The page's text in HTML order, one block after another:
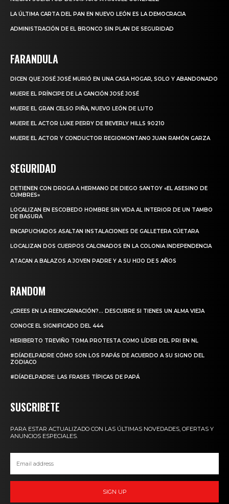
LA ÚLTIMA CARTA DEL PAN EN NUEVO LEÓN ES LA DEMOCRACIA
ADMINISTRACIÓN DE EL BRONCO SIN PLAN DE SEGURIDAD
FARANDULA
DICEN QUE JOSÉ JOSÉ MURIÓ EN UNA CASA HOGAR, SOLO Y ABANDONADO
MUERE EL PRÍNCIPE DE LA CANCIÓN JOSÉ JOSÉ
MUERE EL GRAN CELSO PIÑA, NUEVO LEÓN DE LUTO
MUERE EL ACTOR LUKE PERRY DE BEVERLY HILLS 90210
MUERE EL ACTOR Y CONDUCTOR REGIOMONTANO JUAN RAMÓN GARZA
SEGURIDAD
DETIENEN CON DROGA A HERMANO DE DIEGO SANTOY «EL ASESINO DE
CUMBRES»
LOCALIZAN EN ESCOBEDO HOMBRE SIN VIDA AL INTERIOR DE UN TAMBO
DE BASURA
ENCAPUCHADOS ASALTAN INSTALACIONES DE GALLETERA CÚETARA
LOCALIZAN DOS CUERPOS CALCINADOS EN LA COLONIA INDEPENDENCIA
ATACAN A BALAZOS A JOVEN PADRE Y A SU HIJO DE 5 AÑOS
RANDOM
¿CREES EN LA REENCARNACIÓN?… DESCUBRE SI TIENES UN ALMA VIEJA
CONOCE EL SIGNIFICADO DEL 444
HERIBERTO TREVIÑO TOMA PROTESTA COMO LÍDER DEL PRI EN NL
#DÍADELPADRE CÓMO SON LOS PAPÁS DE ACUERDO A SU SIGNO DEL
ZODIACO
#DÍADELPADRE: LAS FRASES TÍPICAS DE PAPÁ
SUSCRIBETE
PARA ESTAR ACTUALIZADO CON LAS ÚLTIMAS NOVEDADES, OFERTAS Y
ANUNCIOS ESPECIALES.
SIGN UP